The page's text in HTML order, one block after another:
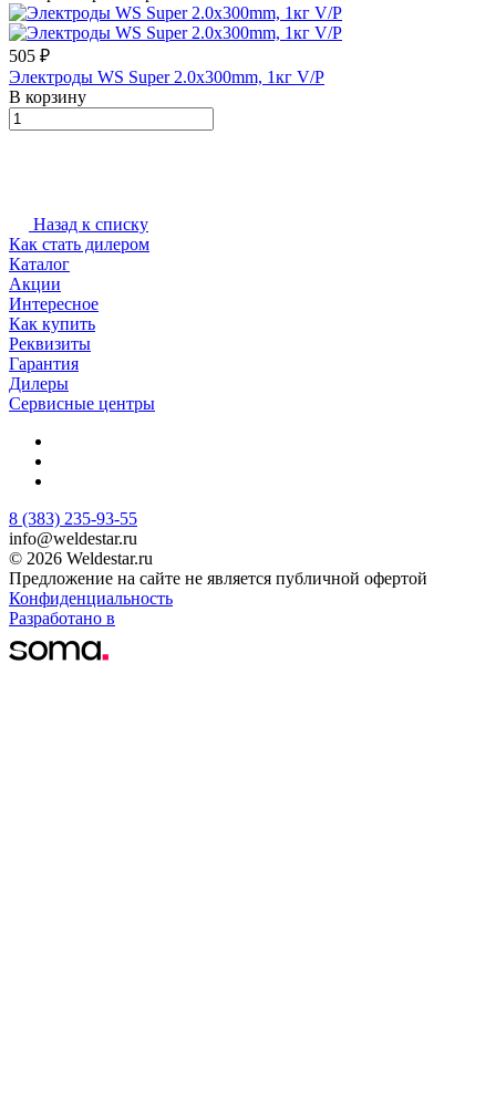
505 ₽
Электроды WS Super 2.0х300mm, 1кг V/P
В корзину
Назад к списку
Как стать дилером
Каталог
Акции
Интересное
Как купить
Реквизиты
Гарантия
Дилеры
Сервисные центры
8 (383) 235-93-55
info@weldestar.ru
© 2026 Weldestar.ru
Предложение на сайте не является публичной офертой
Конфиденциальность
Разработано в